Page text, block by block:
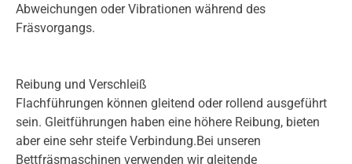
Abweichungen oder Vibrationen während des
Fräsvorgangs.
Reibung und Verschleiß
Flachführungen können gleitend oder rollend ausgeführt
sein. Gleitführungen haben eine höhere Reibung, bieten
aber eine sehr steife Verbindung.Bei unseren
Bettfräsmaschinen verwenden wir gleitende